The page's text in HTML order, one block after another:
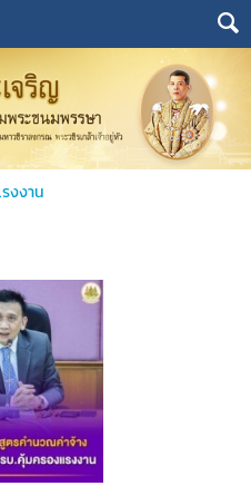
งงาน